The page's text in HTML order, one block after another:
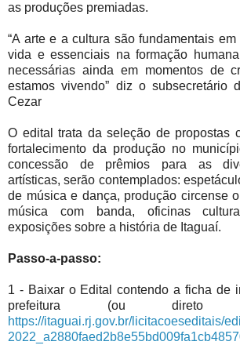
as produções premiadas.
“A arte e a cultura são fundamentais
vida e essenciais na formação
necessárias ainda em momentos de
estamos vivendo” diz o subsecretário
Cezar
O edital trata da seleção de propostas
fortalecimento da produção no
concessão de prêmios para as
artísticas, serão contemplados:
de música e dança, produção circense
música com banda, oficinas
exposições sobre a história de Itaguaí.
Passo-a-passo:
1 - Baixar o Edital contendo a ficha de
prefeitura (ou direto
https://itaguai.rj.gov.br/licitacoeseditais/